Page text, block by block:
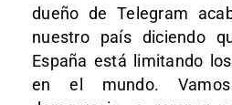
dueño de Telegram
nuestro país diciendo
España está limitando
en el mundo.